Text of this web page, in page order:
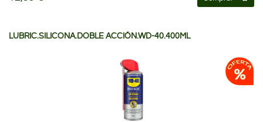
LUBRIC.SILICONA.DOBLE ACCIÓN.WD-40.400ML